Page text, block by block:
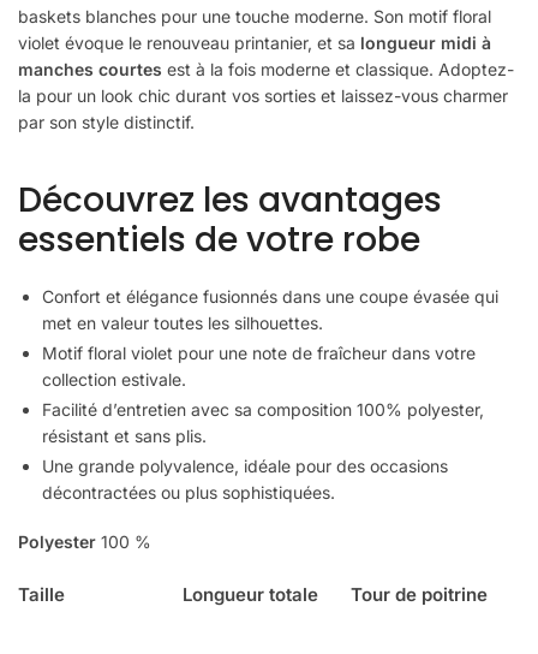
baskets blanches pour une touche moderne. Son motif floral
violet évoque le renouveau printanier, et sa longueur midi à
manches courtes est à la fois moderne et classique. Adoptez-
la pour un look chic durant vos sorties et laissez-vous charmer
par son style distinctif.
Découvrez les avantages
essentiels de votre robe
Confort et élégance fusionnés dans une coupe évasée qui
met en valeur toutes les silhouettes.
Motif floral violet pour une note de fraîcheur dans votre
collection estivale.
Facilité d’entretien avec sa composition 100% polyester,
résistant et sans plis.
Une grande polyvalence, idéale pour des occasions
décontractées ou plus sophistiquées.
Polyester 100 %
Taille Longueur totale Tour de poitrine